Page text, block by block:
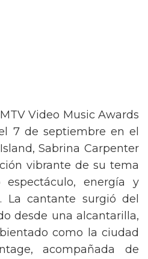
Video Music Awards
7 de septiembre en el
Sabrina Carpenter
vibrante de su tema
energía y
La cantante surgió del
desde una alcantarilla,
como la ciudad
acompañada de